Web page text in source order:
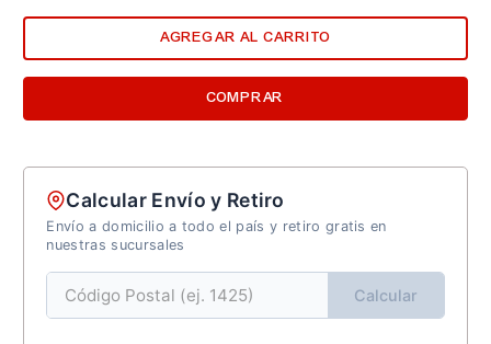
AGREGAR AL CARRITO
COMPRAR
Calcular Envío y Retiro
Envío a domicilio a todo el país y retiro gratis en
nuestras sucursales
Calcular